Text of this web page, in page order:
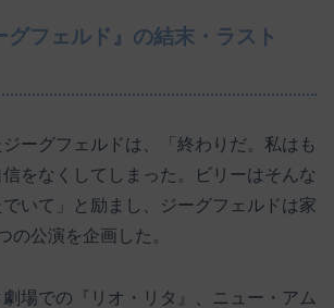
グフェルド』の結末・ラスト
ーグフェルドは、「終わりだ。私はも
をなくしてしまった。ビリーはそんな
いて」と励まし、ジーグフェルドは家
の公演を企画した。
場での『リオ・リタ』、ニュー・アム